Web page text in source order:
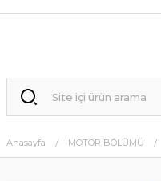
Anasayfa MOTOR BÖLÜMÜ